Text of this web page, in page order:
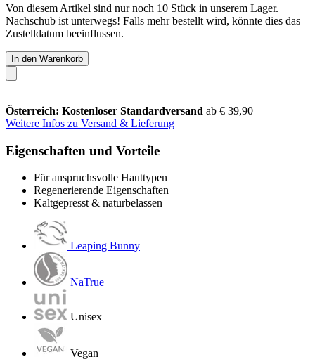
Von diesem Artikel sind nur noch 10 Stück in unserem Lager.
Nachschub ist unterwegs! Falls mehr bestellt wird, könnte dies das
Zustelldatum beeinflussen.
In den Warenkorb
Österreich: Kostenloser Standardversand ab € 39,90
Weitere Infos zu Versand & Lieferung
Eigenschaften und Vorteile
Für anspruchsvolle Hauttypen
Regenerierende Eigenschaften
Kaltgepresst & naturbelassen
Leaping Bunny
NaTrue
Unisex
Vegan